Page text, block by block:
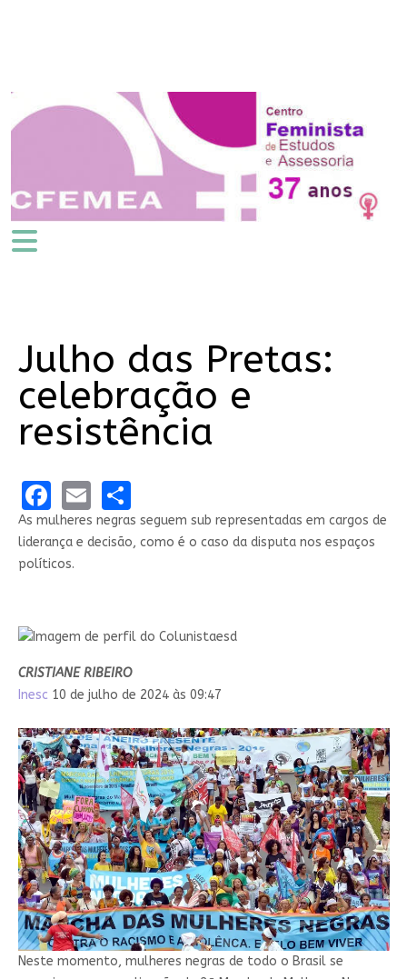
Julho das Pretas:
celebração e
resistência
Facebook
EmailShare
As mulheres negras seguem sub representadas em cargos de
liderança e decisão, como é o caso da disputa nos espaços
políticos.
CRISTIANE RIBEIRO
Inesc 10 de julho de 2024 às 09:47
Neste momento, mulheres negras de todo o Brasil se